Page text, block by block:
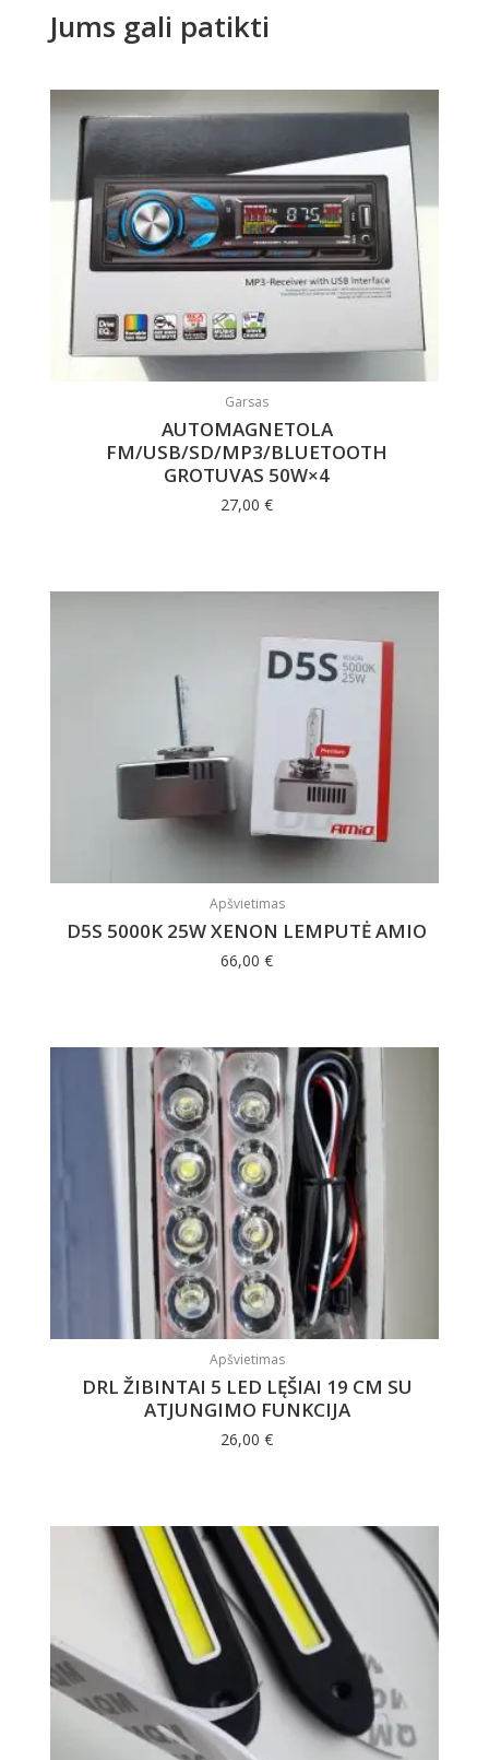
Jums gali patikti
Garsas
AUTOMAGNETOLA
FM/USB/SD/MP3/BLUETOOTH
GROTUVAS 50W×4
27,00 €
Apšvietimas
D5S 5000K 25W XENON LEMPUTĖ AMIO
66,00 €
Apšvietimas
DRL ŽIBINTAI 5 LED LĘŠIAI 19 CM SU
ATJUNGIMO FUNKCIJA
26,00 €